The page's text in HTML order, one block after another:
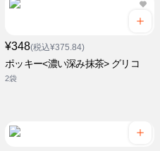
¥348(税込¥375.84)
ポッキー<濃い深み抹茶> グリコ
2袋